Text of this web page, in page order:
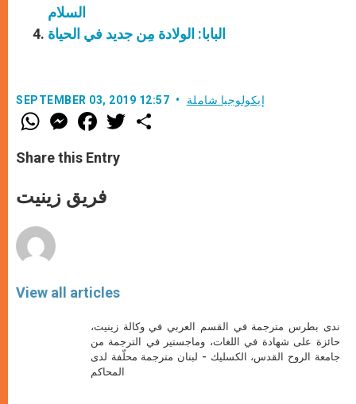
السلام
البابا: الولادة مِن جديد في الحياة
SEPTEMBER 03, 2019 12:57 إيكولوجيا شاملة
W
h
t
s
p
p
M
e
s
e
g
e
F
a
e
b
o
k
w
Share this Entry
فريق زينيت
View all articles
ندى بطرس مترجمة في القسم العربي في وكالة زينيت،
حائزة على شهادة في اللغات، وماجستير في الترجمة من
جامعة الروح القدس، الكسليك - لبنان مترجمة محلّفة لدى
المحاكم